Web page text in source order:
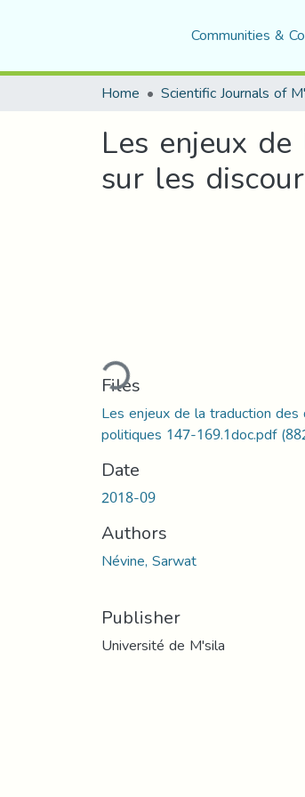
Communities &
Home
Les enjeux
sur les
Loading...
Files
Les enjeux de la traduction des
politiques 147-169.1doc.pdf
Date
2018-09
Authors
Névine, Sarwat
Publisher
Université de M'sila